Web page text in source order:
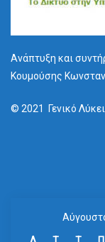
Ανάπτυξη και
Κουμούσης
© 2021 Γενικό